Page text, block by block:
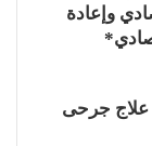
وإعادة
علاج جرحى